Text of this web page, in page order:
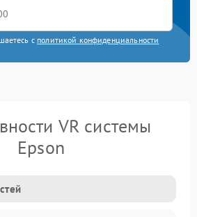
с политикой конфиденциальности
VR системы
Epson